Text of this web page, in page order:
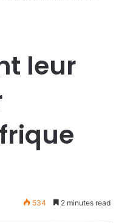
leur
534 2 minutes read